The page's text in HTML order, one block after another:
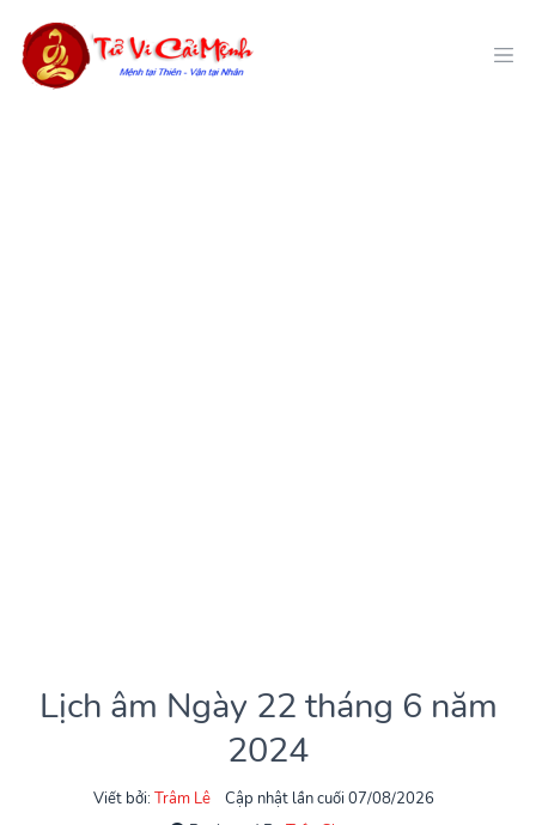
Lịch âm Ngày 22 tháng 6 năm
2024
Viết bởi: Trâm Lê
Cập nhật lần cuối 07/08/2026